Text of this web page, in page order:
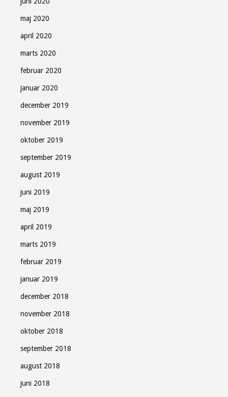
maj 2020
april 2020
marts 2020
februar 2020
januar 2020
december 2019
november 2019
oktober 2019
september 2019
august 2019
juni 2019
maj 2019
april 2019
marts 2019
februar 2019
januar 2019
december 2018
november 2018
oktober 2018
september 2018
august 2018
juni 2018